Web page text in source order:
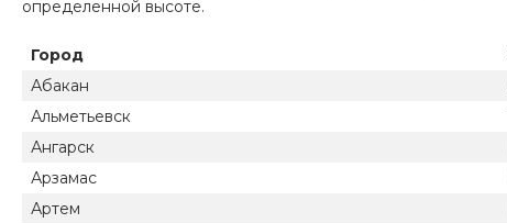
определенной высоте.
Город
Абакан
Альметьевск
Ангарск
Арзамас
Артем